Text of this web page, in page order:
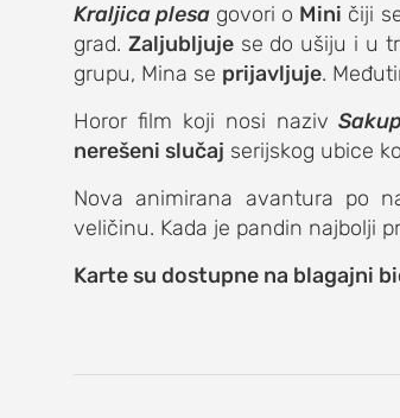
it
Kraljica plesa govori o Mini čiji
grad. Zaljubljujese do ušiju i u
grupu, Mina se prijavljuje.
Horor film koji nosi naziv
nerešeni slučaj serijskog ubice
Nova animirana avantura po
veličinu. Kada je pandin najbolji
Karte su dostupne na blagajni